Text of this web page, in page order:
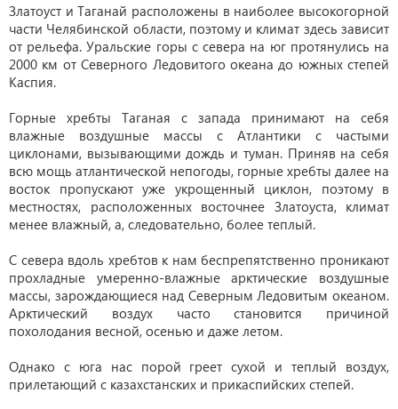
Златоуст и Таганай расположены в наиболее высокогорной
части Челябинской области, поэтому и климат здесь зависит
от рельефа. Уральские горы с севера на юг протянулись на
2000 км от Северного Ледовитого океана до южных степей
Каспия.
Горные хребты Таганая с запада принимают на себя
влажные воздушные массы с Атлантики с частыми
циклонами, вызывающими дождь и туман. Приняв на себя
всю мощь атлантической непогоды, горные хребты далее на
восток пропускают уже укрощенный циклон, поэтому в
местностях, расположенных восточнее Златоуста, климат
менее влажный, а, следовательно, более теплый.
С севера вдоль хребтов к нам беспрепятственно проникают
прохладные умеренно-влажные арктические воздушные
массы, зарождающиеся над Северным Ледовитым океаном.
Арктический воздух часто становится причиной
похолодания весной, осенью и даже летом.
Однако с юга нас порой греет сухой и теплый воздух,
прилетающий с казахстанских и прикаспийских степей.